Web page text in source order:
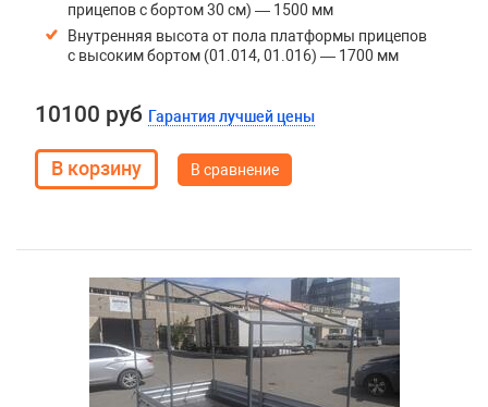
прицепов с бортом 30 см) — 1500 мм
Внутренняя высота от пола платформы прицепов
с высоким бортом (01.014, 01.016) — 1700 мм
10100 руб Гарантия лучшей цены
В сравнение